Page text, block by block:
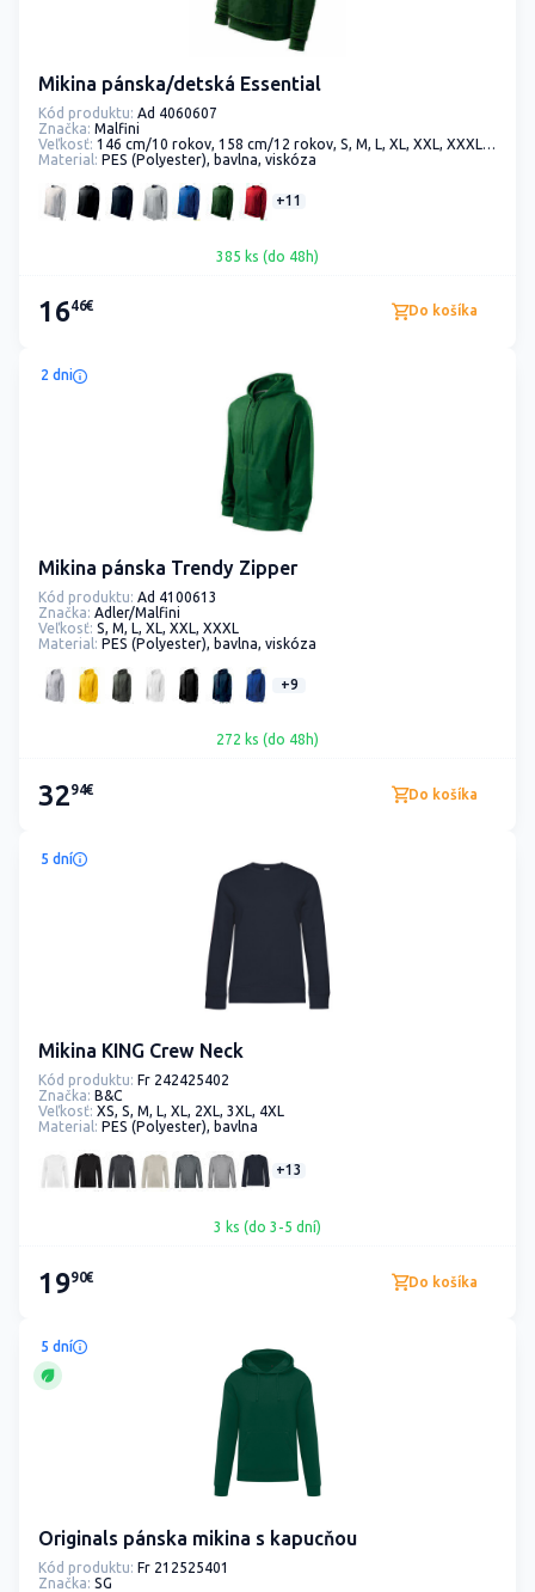
Mikina pánska/detská Essential
Kód produktu: Ad 4060607
Značka: Malfini
Veľkosť: 146 cm/10 rokov, 158 cm/12 rokov, S, M, L, XL, XXL, XXXL, XXXXL
Material: PES (Polyester), bavlna, viskóza
+11
385 ks (do 48h)
1646€ Do košíka
2 dni
Mikina pánska Trendy Zipper
Kód produktu: Ad 4100613
Značka: Adler/Malfini
Veľkosť: S, M, L, XL, XXL, XXXL
Material: PES (Polyester), bavlna, viskóza
+9
272 ks (do 48h)
3294€ Do košíka
5 dní
Mikina KING Crew Neck
Kód produktu: Fr 242425402
Značka: B&C
Veľkosť: XS, S, M, L, XL, 2XL, 3XL, 4XL
Material: PES (Polyester), bavlna
+13
3 ks (do 3-5 dní)
1990€ Do košíka
5 dní
Originals pánska mikina s kapucňou
Kód produktu: Fr 212525401
Značka: SG